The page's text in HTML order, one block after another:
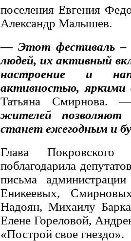
поселения Евгения
Александр Малышев.
— Этот фестиваль –
людей, их активный
настроение и
активностью, яркими
Татьяна
жителей позволяют
станет ежегодным и
Глава
поблагодарила
письма
Еникеевых,
Надоян, Михаилу
Елене Гореловой,
«Построй свое гнездо».